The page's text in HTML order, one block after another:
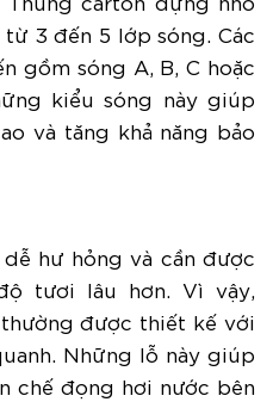
3 đến 5 lớp sóng. Các
gồm sóng A, B, C hoặc
kiểu sóng này giúp
và tăng khả năng bảo
hư hỏng và cần được
tươi lâu hơn. Vì vậy,
được thiết kế với
Những lỗ này giúp
chế đọng hơi nước bên